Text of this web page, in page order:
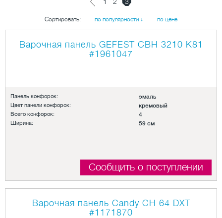
Сортировать: по популярности ↓ по цене
Варочная панель GEFEST СВН 3210 К81
#1961047
Панель конфорок: эмаль
Цвет панели конфорок: кремовый
Всего конфорок: 4
Ширина: 59 см
Сообщить о поступлении
Варочная панель Candy CH 64 DXT
#1171870